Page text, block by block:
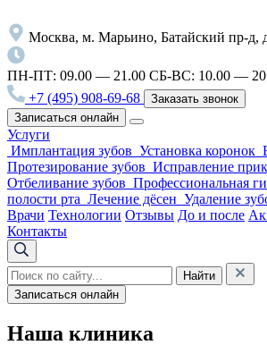
Москва, м. Марьино, Батайский пр-д,
ПН-ПТ: 09.00 — 21.00 СБ-ВС: 10.00 —
+7 (495) 908-69-68
Заказать звонок
Записаться онлайн
Услуги
Имплантация зубов Установка коронок
Протезирование зубов Исправление
Отбеливание зубов Профессиональная
полости рта Лечение дёсен Удаление
Врачи Технологии Отзывы До и после
Контакты
Найти
Записаться онлайн
Наша клиника